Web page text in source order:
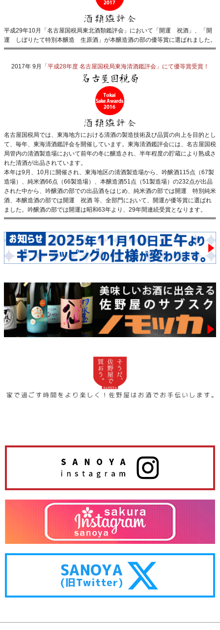
平成29年10月「名古屋国税局東北酒類鑑評会」において「開運 祝酒」、「開
運 しぼりたて特別本醸造 生原酒」が本醸造酒の部の優等賞に選ばれました。
2017年 9月 「平成28年度 名古屋国税局東海清酒鑑評会」にて優等賞受賞！
名古屋国税局では、東海地方における清酒の製造技術及び品質の向上を目的とし
て、毎年、東海清酒鑑評会を開催しています。東海清酒鑑評会には、名古屋国税
局管内の清酒製造場において前年の冬に醸造され、半年程度の貯蔵により熟成さ
れた清酒が出品されています。
本年は9月、10月に開催され、東海地区の清酒製造場から、吟醸酒115点（67製
造場）、純米酒66点（66製造場）、本醸造酒51点（51製造場）の232点が出品
された中から、吟醸酒の部での出品酒をはじめ、純米酒の部では開運 特別純米
酒、本醸造酒の部では開運 祝酒 等、全部門において、開運が優等賞に選ばれ
ました。吟醸酒の部では開運は昭和63年より、29年間連続受賞となります。